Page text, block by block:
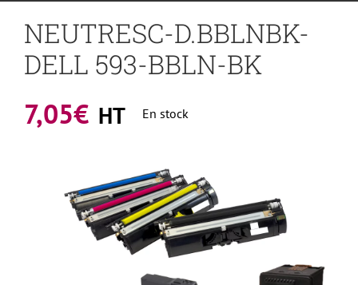
NEUTRESC-D.BBLNBK-
DELL 593-BBLN-BK
7,05€ HT En stock